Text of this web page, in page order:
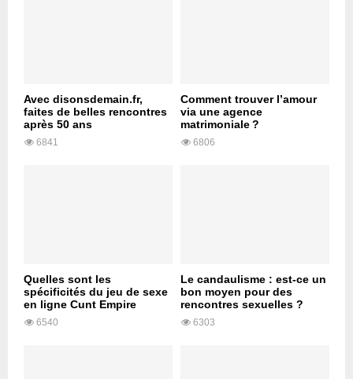
Avec disonsdemain.fr,
faites de belles rencontres
après 50 ans
6841
Comment trouver l’amour
via une agence
matrimoniale ?
6806
Quelles sont les
spécificités du jeu de sexe
en ligne Cunt Empire
6540
Le candaulisme : est-ce un
bon moyen pour des
rencontres sexuelles ?
6303